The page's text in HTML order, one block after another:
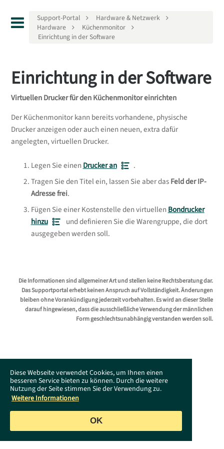
Diese Webseite verwendet Cookies, um Ihnen einen
besseren Service bieten zu können. Durch die weitere
Nutzung der Seite stimmen Sie der Verwendung zu.
Weitere Informationen
OK
Support-Portal
Hardware & Netzwerk
Hardware
Küchenmonitor
Einrichtung in der Software
Einrichtung in der Software
Virtuellen Drucker für den Küchenmonitor einrichten
Der Küchenmonitor kann bereits vorhandene, physische
Drucker anzeigen oder auch einen neuen, extra dafür
angelegten, virtuellen Drucker.
Legen Sie einen Drucker an
.
Tragen Sie den Titel ein, lassen Sie aber dasFeld der IP-
Adresse frei.
Fügen Sie einer Kostenstelle den virtuellen Bondrucker
hinzu
und definieren Sie die Warengruppe, die dort
ausgegeben werden soll.
Die Informationen sind allgemeiner Art und stellen keine Rechtsberatung dar.
Das Supportportal erhebt keinen Anspruch auf Vollständigkeit. Änderungen
bleiben ohne Vorankündigung jederzeit vorbehalten. Es wird an dieser Stelle
darauf hingewiesen, dass die ausschließliche Verwendung der männlichen
Form geschlechtsunabhängig verstanden werden soll.